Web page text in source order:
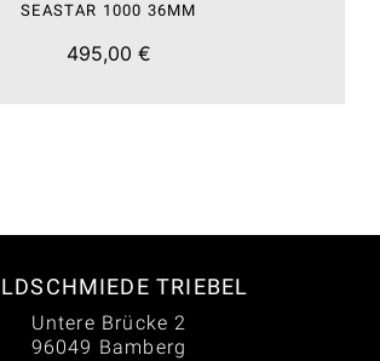
SEASTAR 1000 36MM
495,00 €
TRIEBEL
Untere Brücke 2
96049 Bamberg